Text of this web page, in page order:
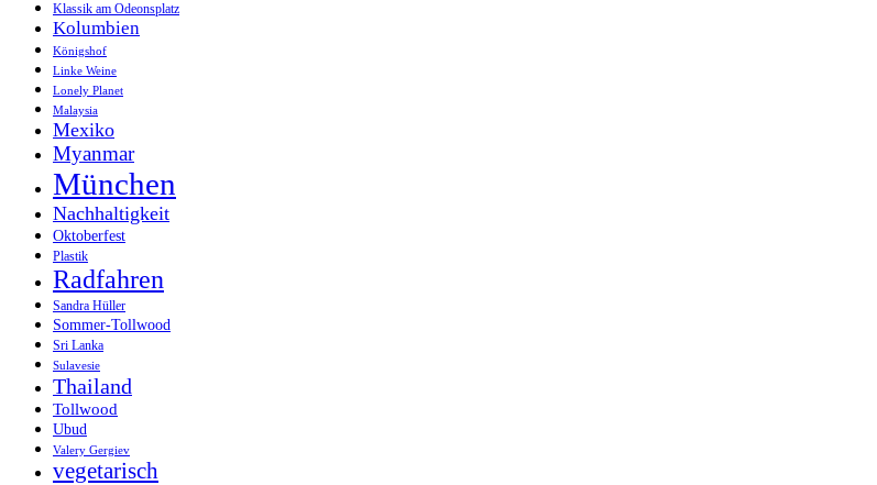
Klassik am Odeonsplatz
Kolumbien
Königshof
Linke Weine
Lonely Planet
Malaysia
Mexiko
Myanmar
München
Nachhaltigkeit
Oktoberfest
Plastik
Radfahren
Sandra Hüller
Sommer-Tollwood
Sri Lanka
Sulavesie
Thailand
Tollwood
Ubud
Valery Gergiev
vegetarisch